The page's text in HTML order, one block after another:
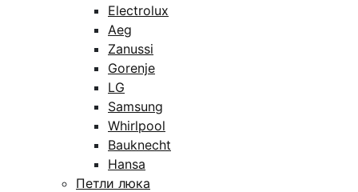
Electrolux
Aeg
Zanussi
Gorenje
LG
Samsung
Whirlpool
Bauknecht
Hansa
Петли люка